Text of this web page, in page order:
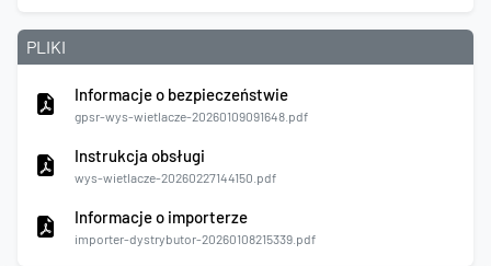
PLIKI
Informacje o bezpieczeństwie
gpsr-wys-wietlacze-20260109091648.pdf
Instrukcja obsługi
wys-wietlacze-20260227144150.pdf
Informacje o importerze
importer-dystrybutor-20260108215339.pdf